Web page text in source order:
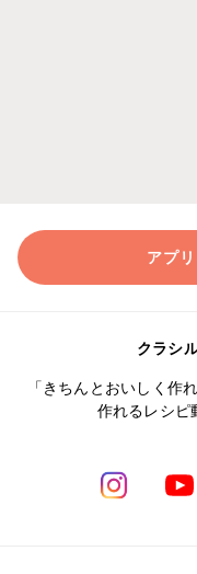
アプ
クラシ
「きちんとおいしく作
作れるレシピ